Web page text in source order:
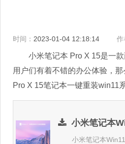
时间： 2023-01-04 12:18:14 作
小米笔记本 Pro X 15是一款
用户们有着不错的办公体验，
Pro X 15笔记本一键重装win11
小米笔记本
小米笔记本Win11